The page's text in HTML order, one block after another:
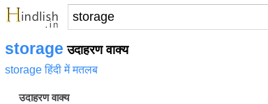
storage उदाहरण वाक्य
storage हिंदी में मतलब
उदाहरण वाक्य